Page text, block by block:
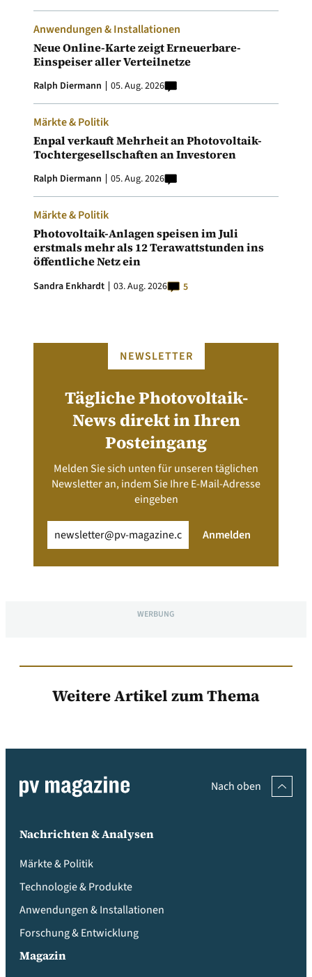
Anwendungen & Installationen
Neue Online-Karte zeigt Erneuerbare-
Einspeiser aller Verteilnetze
Ralph Diermann 05. Aug. 2026
Märkte & Politik
Enpal verkauft Mehrheit an Photovoltaik-
Tochtergesellschaften an Investoren
Ralph Diermann 05. Aug. 2026
Märkte & Politik
Photovoltaik-Anlagen speisen im Juli
erstmals mehr als 12 Terawattstunden ins
öffentliche Netz ein
Sandra Enkhardt 03. Aug. 2026 5
NEWSLETTER
Tägliche Photovoltaik-
News direkt in Ihren
Posteingang
Melden Sie sich unten für unseren täglichen
Newsletter an, indem Sie Ihre E-Mail-Adresse
eingeben
(erforderlich) Anmelden
WERBUNG
Weitere Artikel zum Thema
Nach oben
Nachrichten & Analysen
Märkte & Politik
Technologie & Produkte
Anwendungen & Installationen
Forschung & Entwicklung
Magazin